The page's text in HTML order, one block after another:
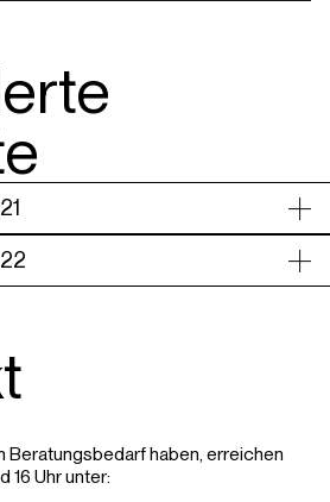
Beratungsbedarf haben, erreichen
16 Uhr unter: